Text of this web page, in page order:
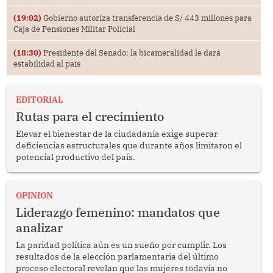
(19:02) Gobierno autoriza transferencia de S/ 443 millones para
Caja de Pensiones Militar Policial
(18:30) Presidente del Senado: la bicameralidad le dará
estabilidad al país
EDITORIAL
Rutas para el crecimiento
Elevar el bienestar de la ciudadanía exige superar
deficiencias estructurales que durante años limitaron el
potencial productivo del país.
OPINION
Liderazgo femenino: mandatos que
analizar
La paridad política aún es un sueño por cumplir. Los
resultados de la elección parlamentaria del último
proceso electoral revelan que las mujeres todavía no